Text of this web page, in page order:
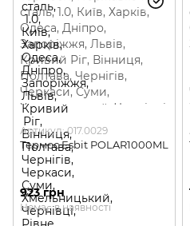
Артикул: 017.0029
Термос Esbit POLAR1000ML
923 грн
Немає в наявності